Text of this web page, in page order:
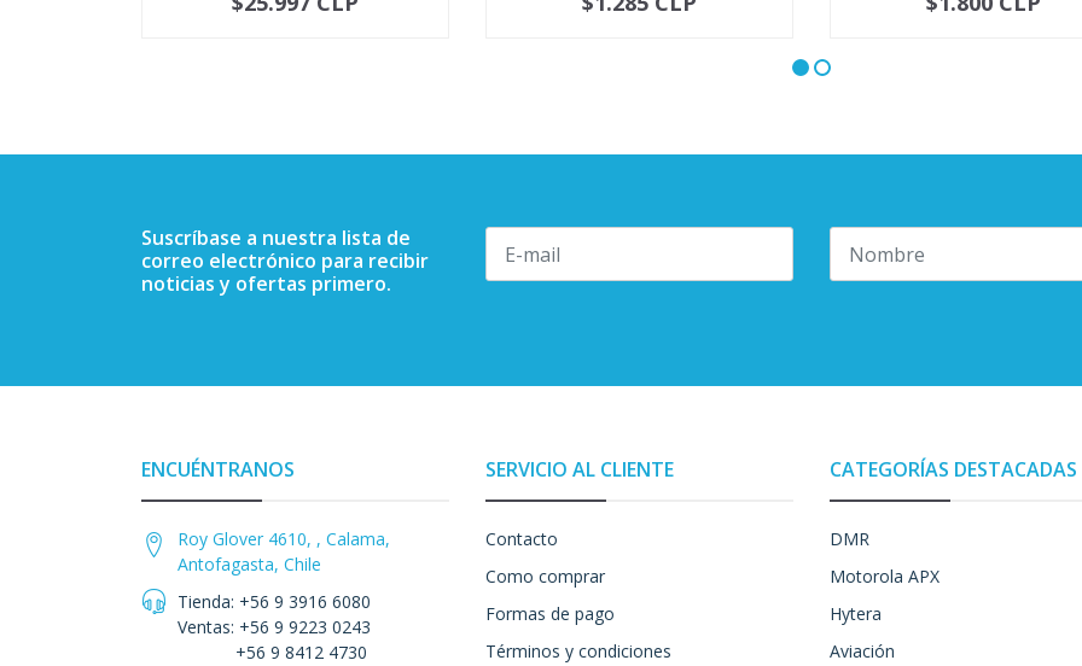
NO DISPONIBLE + +
Suscríbase a nuestra lista de
correo electrónico para recibir
noticias y ofertas primero.
ENCUÉNTRANOS
Roy Glover 4610, , Calama,
Antofagasta, Chile
Tienda: +56 9 3916 6080
Ventas: +56 9 9223 0243
+56 9 8412 4730
SERVICIO AL CLIENTE
Contacto
Como comprar
Formas de pago
Términos y condiciones
CATEGORÍAS DESTACADAS
DMR
Motorola APX
Hytera
Aviación